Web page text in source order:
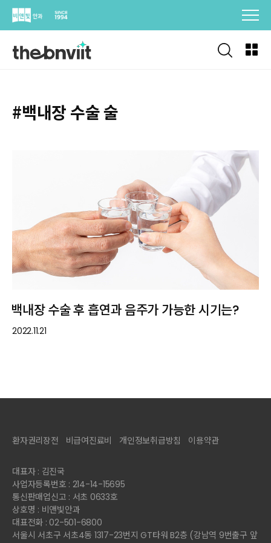
Skip
#백내장 수술 술
백내장 수술 후 흡연과 음주가 가능한 시기는?
2022.11.21
환자권리장전 비급여진료비 개인정보취급방침 이용약관
대표자 : 김진국
사업자등록번호 : 214-14-15695
통신판매업신고 : 서초 0633호
상호명 : 비앤빛안과
대표전화 : 02-501-6800
서울시 서초구 서초4동 1317-23번지 GT타워 B2층 (강남역 9번출구 앞